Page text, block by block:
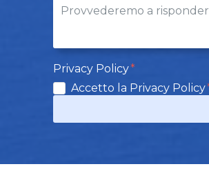
Privacy Policy
Accetto la Privacy Policy